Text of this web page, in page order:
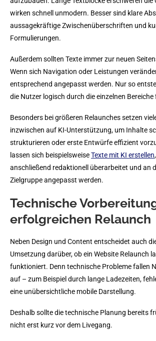
wirken schnell unmodern. Besser sind klare
aussagekräftige Zwischenüberschriften und
Formulierungen.
Außerdem sollten Texte immer zur neuen
Wenn sich Navigation oder Leistungen
entsprechend angepasst werden. Nur so
die Nutzer logisch durch die einzelnen
Besonders bei größeren Relaunches setzen
inzwischen auf KI-Unterstützung, um Inhalte
strukturieren oder erste Entwürfe effizient
lassen sich beispielsweiseTexte mit KI erstellen
anschließend redaktionell überarbeitet und an
Zielgruppe angepasst werden.
Technische
erfolgreichen Relaunch
Neben Design und Content entscheidet auch
Umsetzung darüber, ob ein Website Relaunch
funktioniert. Denn technische Probleme fallen
auf – zum Beispiel durch lange Ladezeiten,
eine unübersichtliche mobile Darstellung.
Deshalb sollte die technische Planung bereits
nicht erst kurz vor dem Livegang.